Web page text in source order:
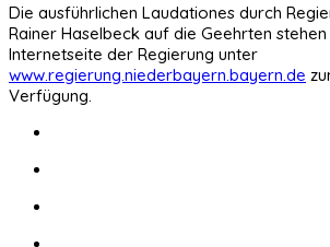
Die ausführlichen Laudationes durch
Rainer Haselbeck auf die Geehrten
Internetseite der Regierung unter
www.regierung.niederbayern.bayern.de
Verfügung.